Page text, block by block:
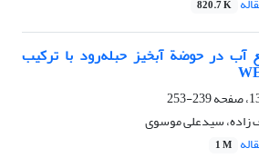
820.7 K
در حوضة آبخیز حبله‌رود با ترکیب
239-253
زاده، سیدعلی موسوی
1 M